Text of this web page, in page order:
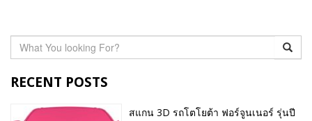
RECENT POSTS
สแกน 3D รถโตโยต้า ฟอร์จูนเนอร์ รุ่นปี